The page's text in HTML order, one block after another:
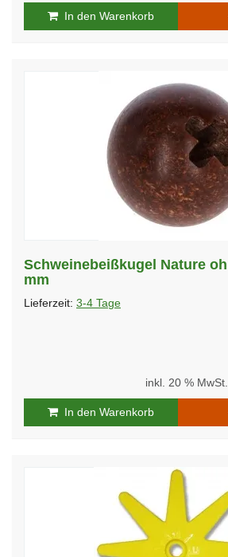
In den Warenkorb
Schweinebeißkugel Nature
mm
Lieferzeit: 3-4 Tage
inkl. 20 %
In den Warenkorb